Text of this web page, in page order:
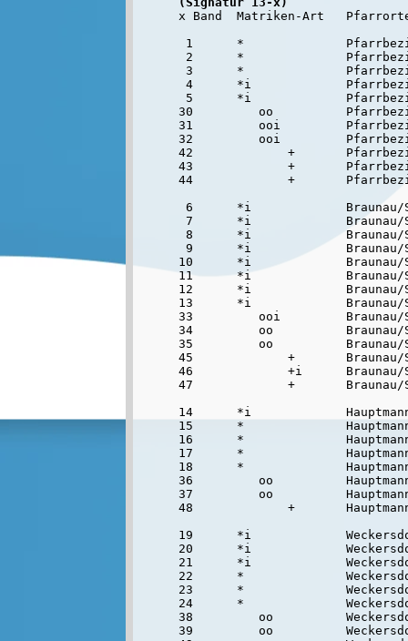
x Band  Matriken-Art
1      *
2      *
3      *
4      *i
5      *i             Pfarrbezirk
30         oo
31         ooi
32         ooi
42             +
43             +
44             +       Pfarrbezirk
6      *i             Braunau/
7      *i             Braunau/
8      *i             Braunau/
9      *i             Braunau/
10      *i             Braunau/
11      *i             Braunau/
12      *i             Braunau/
13      *i             Braunau/
33         ooi         Braunau/
34         oo          Braunau/
35         oo          Braunau/
45             +       Braunau/
46             +i      Braunau/
47             +       Braunau/
14      *i
15      *
16      *
17      *
18      *
36         oo
37         oo
48             +
19      *i
20      *i
21      *i
22      *
23      *
24      *
38         oo
39         oo